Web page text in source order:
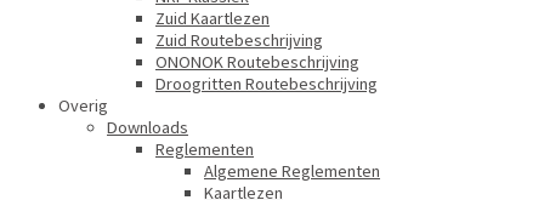
Zuid Kaartlezen
Zuid Routebeschrijving
ONONOK Routebeschrijving
Droogritten Routebeschrijving
Overig
Downloads
Reglementen
Algemene Reglementen
Kaartlezen